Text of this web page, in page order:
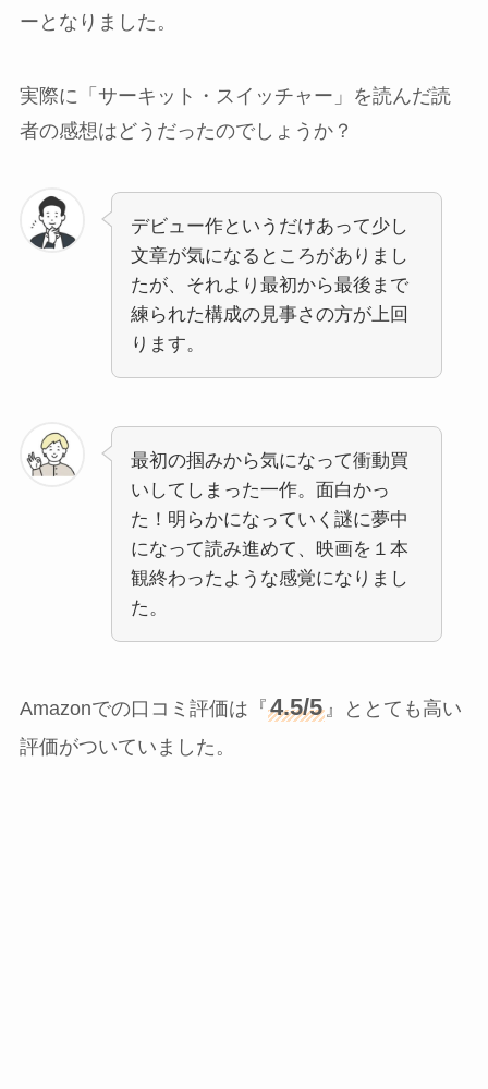
ーとなりました。
実際に「サーキット・スイッチャー」を読んだ読
者の感想はどうだったのでしょうか？
デビュー作というだけあって少し
文章が気になるところがありまし
たが、それより最初から最後まで
練られた構成の見事さの方が上回
ります。
最初の掴みから気になって衝動買
いしてしまった一作。面白かっ
た！明らかになっていく謎に夢中
になって読み進めて、映画を１本
観終わったような感覚になりまし
た。
Amazonでの口コミ評価は『4.5/5』ととても高い
評価がついていました。